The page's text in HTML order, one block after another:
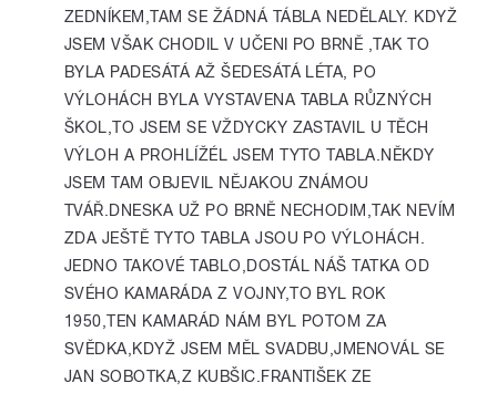
ZEDNÍKEM,TAM SE ŽÁDNÁ TÁBLA NEDĚLALY. KDYŽ
JSEM VŠAK CHODIL V UČENI PO BRNĚ ,TAK TO
BYLA PADESÁTÁ AŽ ŠEDESÁTÁ LÉTA, PO
VÝLOHÁCH BYLA VYSTAVENA TABLA RŮZNÝCH
ŠKOL,TO JSEM SE VŽDYCKY ZASTAVIL U TĚCH
VÝLOH A PROHLÍŽÉL JSEM TYTO TABLA.NĚKDY
JSEM TAM OBJEVIL NĚJAKOU ZNÁMOU
TVÁŘ.DNESKA UŽ PO BRNĚ NECHODIM,TAK NEVÍM
ZDA JEŠTĚ TYTO TABLA JSOU PO VÝLOHÁCH.
JEDNO TAKOVÉ TABLO,DOSTÁL NÁŠ TATKA OD
SVÉHO KAMARÁDA Z VOJNY,TO BYL ROK
1950,TEN KAMARÁD NÁM BYL POTOM ZA
SVĚDKA,KDYŽ JSEM MĚL SVADBU,JMENOVÁL SE
JAN SOBOTKA,Z KUBŠIC.FRANTIŠEK ZE